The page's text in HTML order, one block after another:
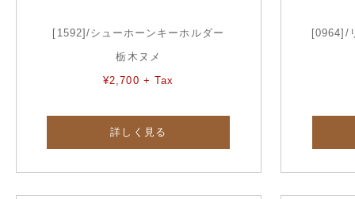
[1592]/シューホーンキーホルダー
栃木ヌメ
¥2,700 + Tax
詳しく見る
[0964]/